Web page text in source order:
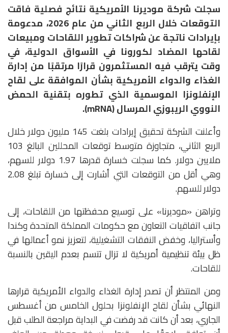
سجلت شركة موديرنا الأمريكية نتائج فصلية فاقت
التوقعات خلال الربع الثاني من عام 2026، مدعومة
بإيرادات ناتجة عن شراكات تطوير اللقاحات ومبيعات
لقاحها المضاد لكورونا في الأسواق الدولية، في
وقت يترقب فيه المستثمرون قرارًا مرتقبًا من إدارة
الغذاء والدواء الأمريكية بشأن الموافقة على لقاح
الإنفلونزا الموسمية الذي تطوره بتقنية الحمض
النووي الريبوزي المرسال (mRNA).
وأعلنت الشركة تحقيق إيرادات بلغت 145 مليون دولار خلال
الربع الثاني، متجاوزة متوسط توقعات المحللين البالغ 103
ملايين دولار. كما سجلت خسارة قدرها 1.97 دولار للسهم،
وهي أقل من التوقعات التي أشارت إلى خسارة تبلغ 2.08
دولار للسهم.
وتراهن «موديرنا» على توسيع محفظتها من اللقاحات، إلى
جانب اتفاقيات التعاون مع حكومات المملكة المتحدة وكندا
وأستراليا، وخفض النفقات التشغيلية، لتعزيز نمو أعمالها في
ظل بيئة تنظيمية أمريكية لا تزال تتسم بعدم اليقين بالنسبة
للقاحات.
ومن المنتظر أن تصدر إدارة الغذاء والدواء الأمريكية قرارها
النهائي بشأن لقاح الإنفلونزا بحلول الخامس من أغسطس
الجاري، بعد أن كانت قد رفضت في البداية مراجعة الطلب قبل